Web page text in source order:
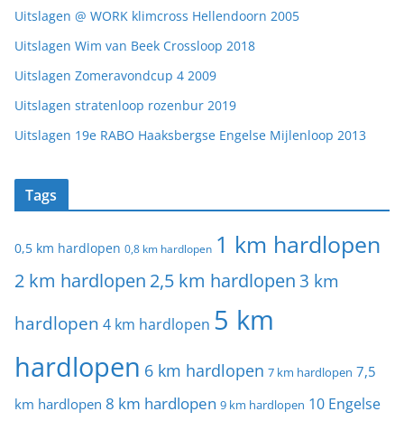
Uitslagen @ WORK klimcross Hellendoorn 2005
Uitslagen Wim van Beek Crossloop 2018
Uitslagen Zomeravondcup 4 2009
Uitslagen stratenloop rozenbur 2019
Uitslagen 19e RABO Haaksbergse Engelse Mijlenloop 2013
Tags
0,5 km hardlopen 0,8 km hardlopen 1 km hardlopen
2 km hardlopen 2,5 km hardlopen 3 km
hardlopen 4 km hardlopen 5 km
hardlopen 6 km hardlopen 7 km hardlopen 7,5
km hardlopen 8 km hardlopen 9 km hardlopen 10 Engelse